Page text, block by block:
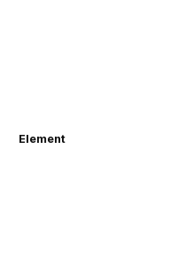
Element